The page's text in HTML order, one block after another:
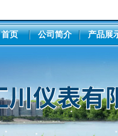
首页 公司简介 产品展